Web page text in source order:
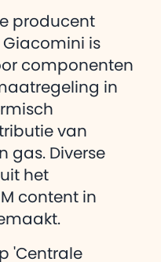
producent
is
componenten
in
van
gas. Diverse
het
content in
'Centrale